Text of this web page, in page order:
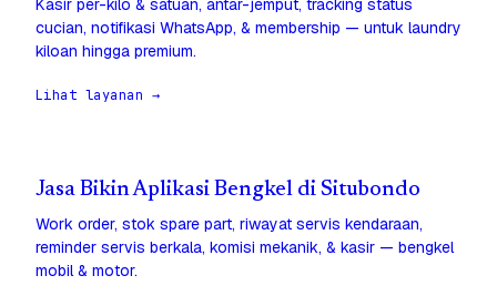
Kasir per-kilo & satuan, antar-jemput, tracking status
cucian, notifikasi WhatsApp, & membership — untuk laundry
kiloan hingga premium.
Lihat layanan →
Jasa Bikin Aplikasi Bengkel di Situbondo
Work order, stok spare part, riwayat servis kendaraan,
reminder servis berkala, komisi mekanik, & kasir — bengkel
mobil & motor.